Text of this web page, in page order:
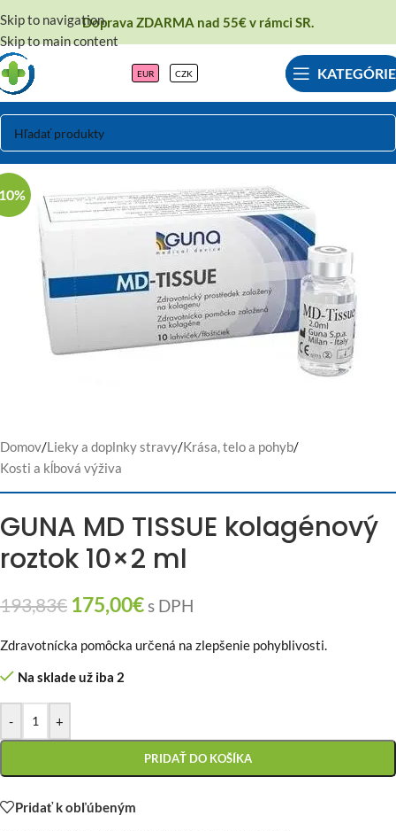
Skip to navigation
Skip to main content
Doprava ZDARMA nad 55€ v rámci SR.
EUR CZK KATEGÓRIE
Domov/Lieky a doplnky stravy/Krása, telo a pohyb/
Kosti a kĺbová výživa
GUNA MD TISSUE kolagénový
roztok 10×2 ml
193,83€ 175,00€s DPH
Zdravotnícka pomôcka určená na zlepšenie pohyblivosti.
Na sklade už iba 2
- +
PRIDAŤ DO KOŠÍKA
Pridať k obľúbeným